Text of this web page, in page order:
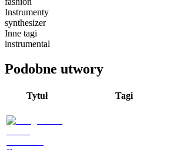
Instrumenty
synthesizer
Inne tagi
instrumental
Podobne utwory
Tytuł Tagi